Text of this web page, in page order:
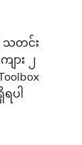
သတင်း
ား ၂
ပါ